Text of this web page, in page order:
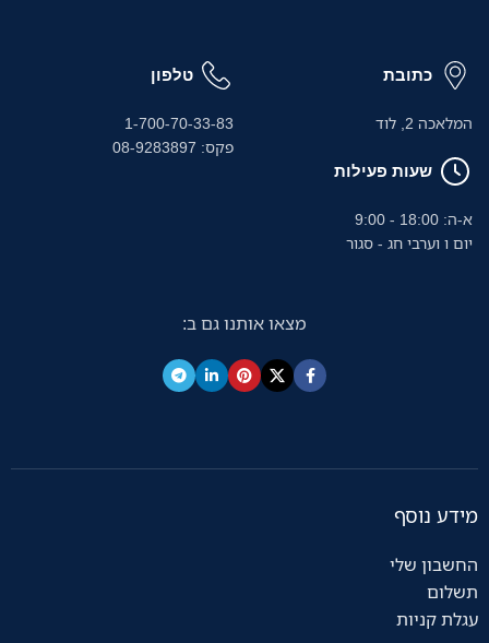
כתובת
המלאכה 2, לוד
שעות פעילות
א-ה: 18:00 - 9:00
יום ו וערבי חג - סגור
טלפון
1-700-70-33-83
פקס: 08-9283897
מצאו אותנו גם ב:
מידע נוסף
החשבון שלי
תשלום
עגלת קניות